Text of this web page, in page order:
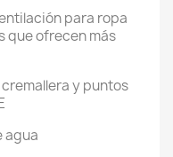
para ropa
que ofrecen más
y puntos
agua